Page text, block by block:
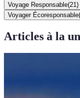
Voyage Responsable(21 )
Voyager Écoresponsable(
Articles à la